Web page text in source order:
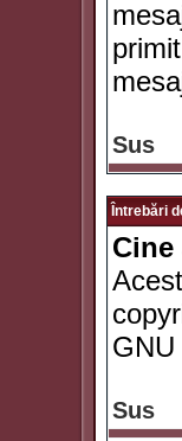
Sus
Întrebări
Sus